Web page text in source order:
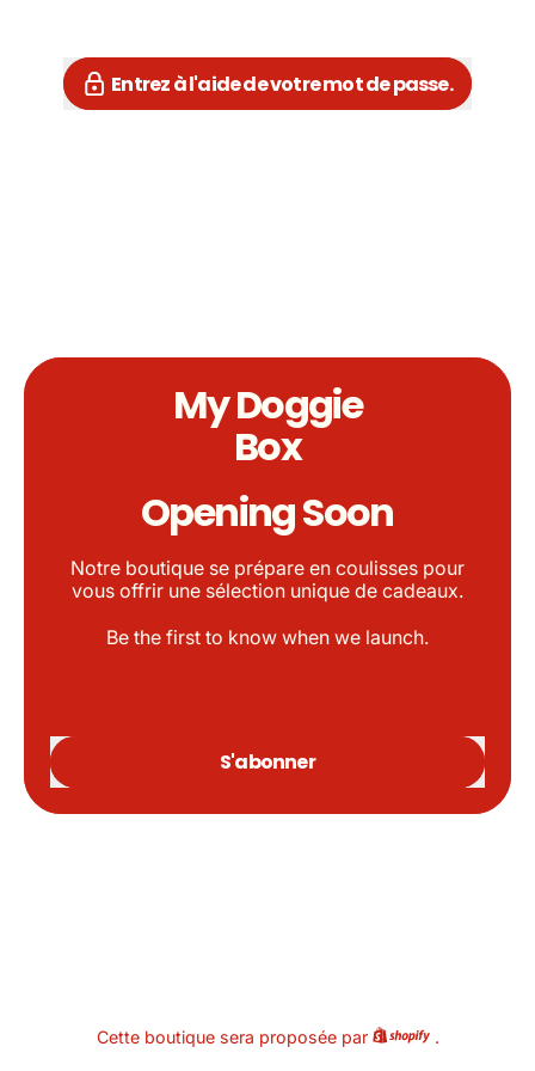
Entrez à l'aide de votre mot de passe.
My Doggie
Box
Opening Soon
Notre boutique se prépare en coulisses pour
vous offrir une sélection unique de cadeaux.
Be the first to know when we launch.
S'abonner
Cette boutique sera proposée par .